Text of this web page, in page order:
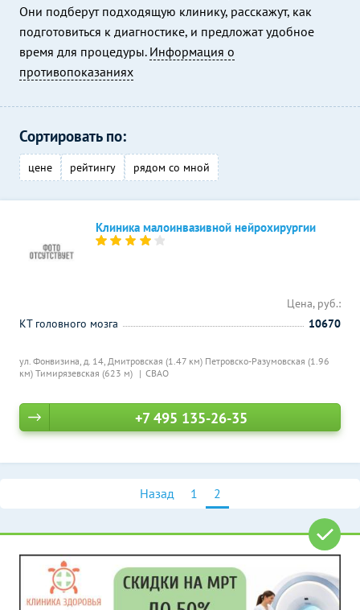
Они подберут подходящую клинику, расскажут, как
подготовиться к диагностике, и предложат удобное
время для процедуры. Информация о
противопоказаниях
Сортировать по:
цене рейтингу рядом со мной
Клиника малоинвазивной нейрохирургии
ул. Фонвизина, д. 14, Дмитровская (1.47 км) Петровско-Разумовская (1.96
км) Тимирязевская (623 м) СВАО
Цена, руб.:
КТ головного мозга
10670
+7 495 135-26-35
Назад 1 2